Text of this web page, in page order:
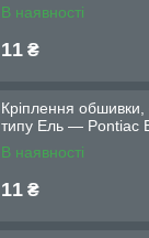
В наявності
11 ₴
Кріплення
типу Ель — Pontiac
В наявності
11 ₴